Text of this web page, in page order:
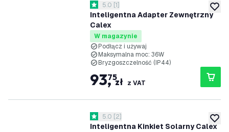
dodaj
Inteligentna Adapter Zewnętrzny
Calex
otwórz panel recenzji
5 Gwiazdki oceny
5.0 [1]
W magazynie
Podłącz i używaj
Maksymalna moc: 36W
Bryzgoszczelność (IP44)
93,
75zł z VAT
dodaj
Inteligentna Kinkiet Solarny Calex
otwórz panel recenzji
5 Gwiazdki oceny
5.0 [2]